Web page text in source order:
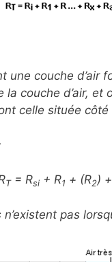
une couche d’air
couche d’air, et
celle située
T= Rsi + R1 + (R2)
pas